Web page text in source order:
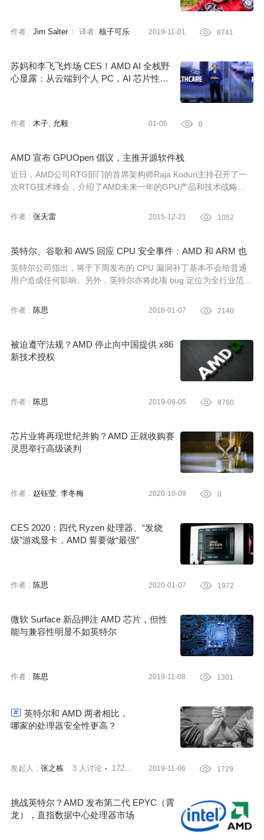
作者 : Jim Salter 译者: 核子可乐
2019-11-01  8741
苏妈和李飞飞炸场 CES！AMD AI 全栈野
心显露：从云端到个人 PC，AI 芯片性能
作者 : 木子 允毅 01-06  0
AMD 宣布 GPUOpen 倡议，主推开源软件栈
近日，AMD公司RTG部门的首席架构师Raja Koduri主持召开了一
次RTG技术峰会，介绍了AMD未来一年的GPU产品和技术战略。
作者 : 张天雷 2015-12-21  1052
英特尔、谷歌和 AWS 回应 CPU 安全事件：AMD 和 ARM 也
有问题，影响巨大
英特尔公司指出，将于下周发布的 CPU 漏洞补丁基本不会给普通
用户造成任何影响。另外，英特尔亦将此项 bug 定位为全行业范围
此次bug事件影响范围较大，一直坚称自己没受影响的AMD也被谷
作者 : 陈思 2018-01-07  2140
被迫遵守法规？AMD 停止向中国提供 x86
新技术授权
作者 : 陈思 2019-06-05  8760
芯片业将再现世纪并购？AMD 正就收购赛
灵思举行高级谈判
作者 : 赵钰莹 李冬梅 2020-10-09  0
CES 2020：四代 Ryzen 处理器、“发烧
级”游戏显卡，AMD 誓要做“最强”
作者 : 陈思 2020-01-07  1972
微软 Surface 新品押注 AMD 芯片，但性
能与兼容性明显不如英特尔
作者 : 陈思 2019-11-08  1301

英特尔和 AMD 两者相比，
哪家的处理器安全性更高？
发起人 : 张之栋 3 人讨论
1729
2019-11-06  1729
挑战英特尔？AMD 发布第二代 EPYC（霄
龙），直指数据中心处理器市场